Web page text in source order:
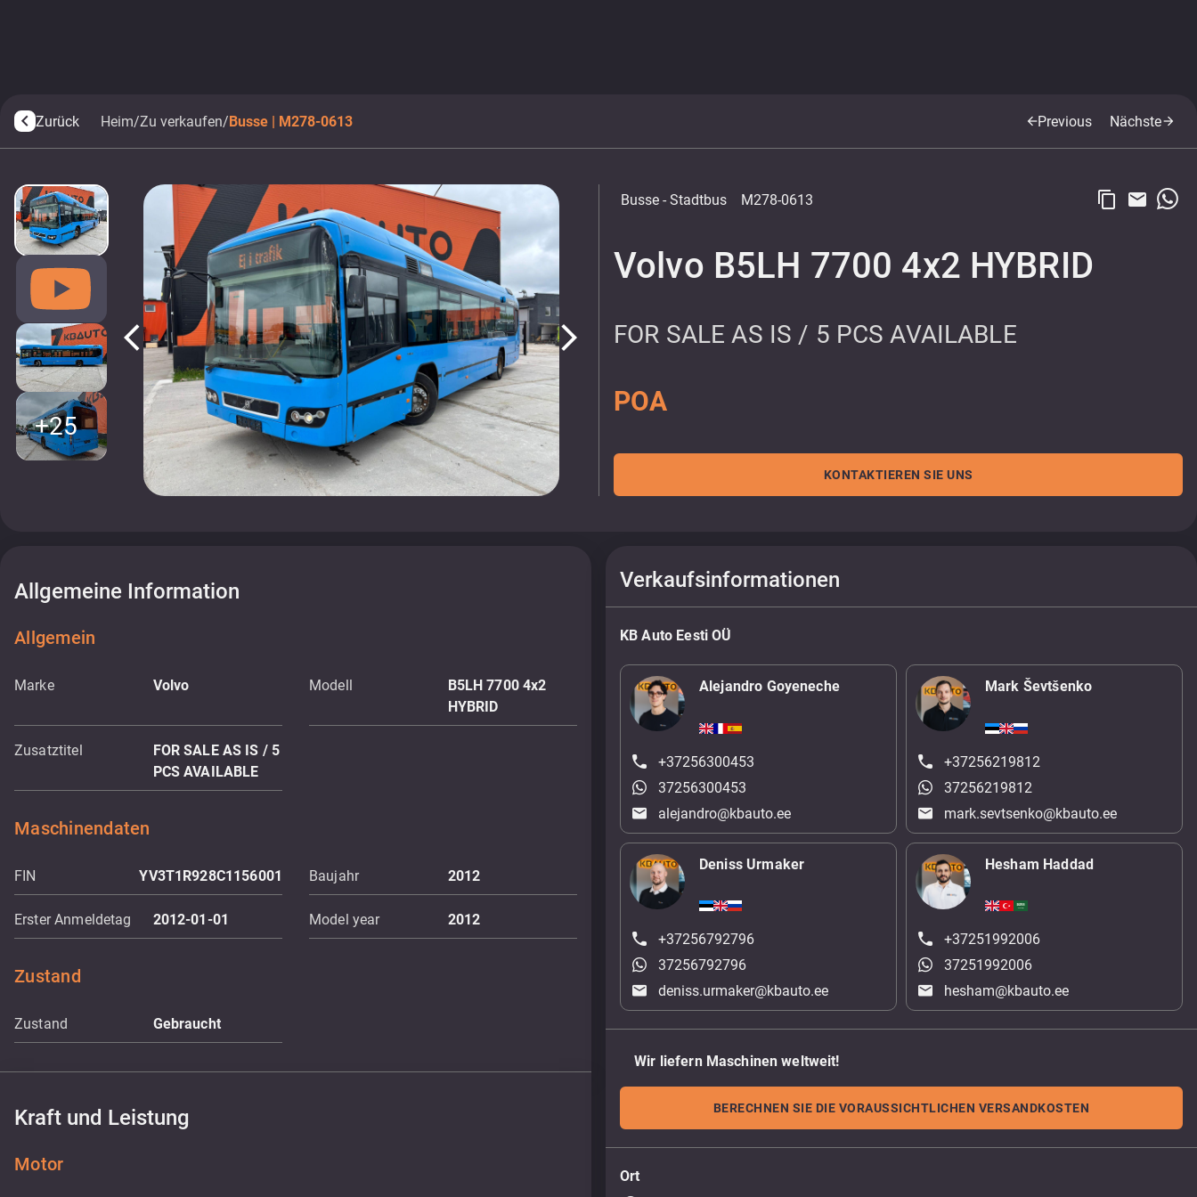
arrow_back_ios Zurück Heim/Zu verkaufen/Busse | M278-0613 arrow_backPrevious Nächstearrow_forward
arrow_back_ios arrow_forward_ios
+25
Busse - Stadtbus M278-0613 content_copy email
Volvo B5LH 7700 4x2 HYBRID
FOR SALE AS IS / 5 PCS AVAILABLE
POA
KONTAKTIEREN SIE UNS
Allgemeine Information
Allgemein
Marke Volvo Modell
B5LH 7700 4x2
HYBRID
Zusatztitel
FOR SALE AS IS / 5
PCS AVAILABLE
Maschinendaten
FIN YV3T1R928C1156001 Baujahr 2012
Erster Anmeldetag 2012-01-01 Model year 2012
Zustand
Zustand Gebraucht
Kraft und Leistung
Motor
Verkaufsinformationen
KB Auto Eesti OÜ
Alejandro Goyeneche
+37256300453
37256300453
alejandro@kbauto.ee
Mark Ševtšenko
+37256219812
37256219812
mark.sevtsenko@kbauto.ee
Deniss Urmaker
+37256792796
37256792796
deniss.urmaker@kbauto.ee
Hesham Haddad
+37251992006
37251992006
hesham@kbauto.ee
Wir liefern Maschinen weltweit!
BERECHNEN SIE DIE VORAUSSICHTLICHEN VERSANDKOSTEN
Ort